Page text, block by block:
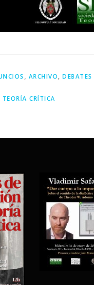
, ARCHIVO, DEBATES
TEORÍA CRÍTICA